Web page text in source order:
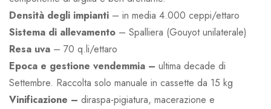
Densità degli impianti – in media 4.000 ceppi/ettaro
Sistema di allevamento – Spalliera (Gouyot unilaterale)
Resa uva – 70 q.li/ettaro
Epoca e gestione vendemmia – ultima decade di
Settembre. Raccolta solo manuale in cassette da 15 kg
Vinificazione – diraspa-pigiatura, macerazione e